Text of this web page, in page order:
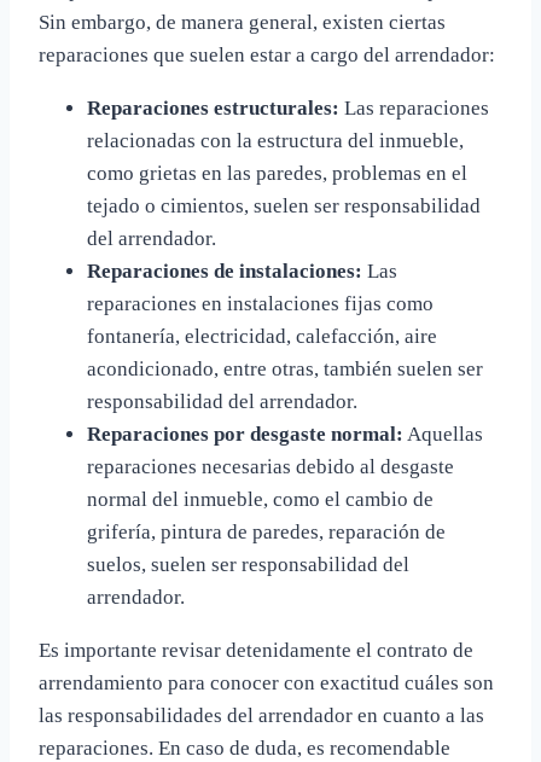
Sin embargo, de manera general, existen ciertas
reparaciones que suelen estar a cargo del arrendador:
Reparaciones estructurales: Las reparaciones
relacionadas con la estructura del inmueble,
como grietas en las paredes, problemas en el
tejado o cimientos, suelen ser responsabilidad
del arrendador.
Reparaciones de instalaciones: Las
reparaciones en instalaciones fijas como
fontanería, electricidad, calefacción, aire
acondicionado, entre otras, también suelen ser
responsabilidad del arrendador.
Reparaciones por desgaste normal: Aquellas
reparaciones necesarias debido al desgaste
normal del inmueble, como el cambio de
grifería, pintura de paredes, reparación de
suelos, suelen ser responsabilidad del
arrendador.
Es importante revisar detenidamente el contrato de
arrendamiento para conocer con exactitud cuáles son
las responsabilidades del arrendador en cuanto a las
reparaciones. En caso de duda, es recomendable